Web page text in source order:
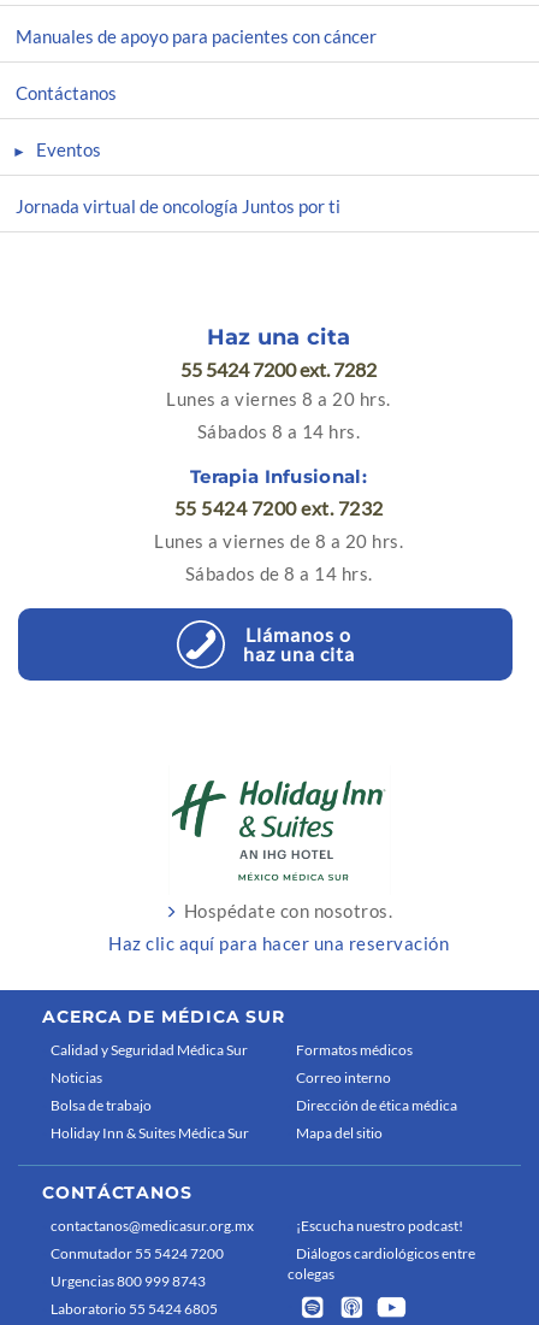
Manuales de apoyo para pacientes con cáncer
Contáctanos
Eventos
Jornada virtual de oncología Juntos por ti
Haz una cita
55 5424 7200 ext. 7282
Lunes a viernes 8 a 20 hrs.
Sábados 8 a 14 hrs.
Terapia Infusional:
55 5424 7200 ext. 7232
Lunes a viernes de 8 a 20 hrs.
Sábados de 8 a 14 hrs.
Llámanos o
haz una cita
Hospédate con nosotros.
Haz clic aquí para hacer una reservación
ACERCA DE MÉDICA SUR
Calidad y Seguridad Médica Sur
Noticias
Bolsa de trabajo
Holiday Inn & Suites Médica Sur
Formatos médicos
Correo interno
Dirección de ética médica
Mapa del sitio
CONTÁCTANOS
contactanos@medicasur.org.mx
Conmutador 55 5424 7200
Urgencias 800 999 8743
Laboratorio 55 5424 6805
¡Escucha nuestro podcast!
Diálogos cardiológicos entre
colegas